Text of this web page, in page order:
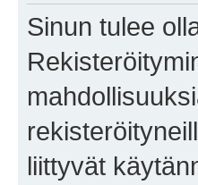
Sinun tulee
liittyvät